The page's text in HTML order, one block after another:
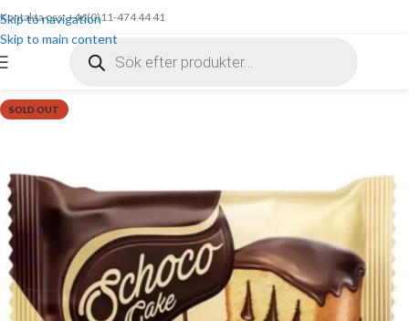
Skip to navigation
Skip to main content
Kontakta oss: +46(0)11-474 44 41
SOLD OUT